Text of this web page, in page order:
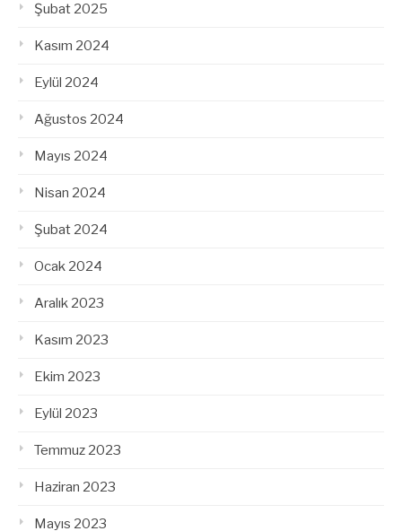
Şubat 2025
Kasım 2024
Eylül 2024
Ağustos 2024
Mayıs 2024
Nisan 2024
Şubat 2024
Ocak 2024
Aralık 2023
Kasım 2023
Ekim 2023
Eylül 2023
Temmuz 2023
Haziran 2023
Mayıs 2023